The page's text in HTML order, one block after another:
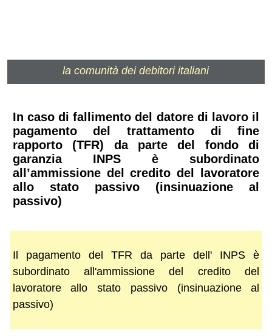
la comunità dei debitori italiani
In caso di fallimento del datore di lavoro il
pagamento del trattamento di fine
rapporto (TFR) da parte del fondo di
garanzia INPS è subordinato
all’ammissione del credito del lavoratore
allo stato passivo (insinuazione al
passivo)
Il pagamento del TFR da parte dell' INPS è
subordinato all'ammissione del credito del
lavoratore allo stato passivo (insinuazione al
passivo)